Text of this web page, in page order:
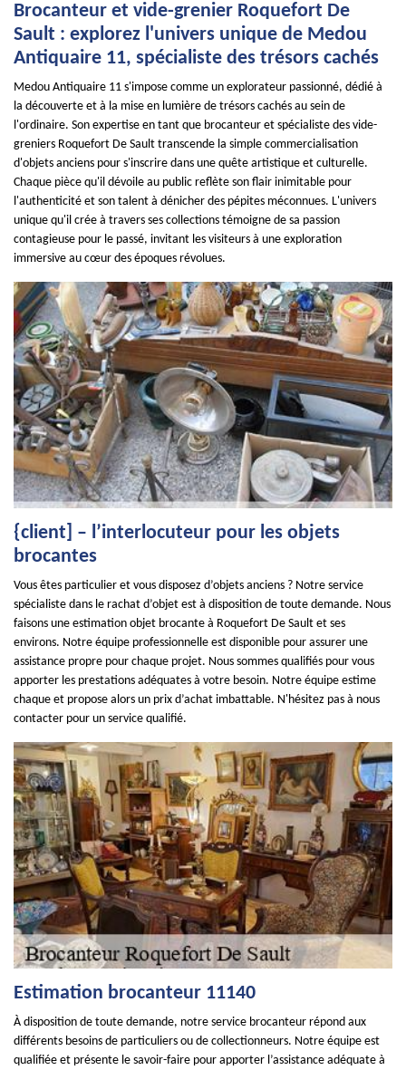
Brocanteur et vide-grenier Roquefort De
Sault : explorez l'univers unique de Medou
Antiquaire 11, spécialiste des trésors cachés
Medou Antiquaire 11 s'impose comme un explorateur passionné, dédié à
la découverte et à la mise en lumière de trésors cachés au sein de
l'ordinaire. Son expertise en tant que brocanteur et spécialiste des vide-
greniers Roquefort De Sault transcende la simple commercialisation
d'objets anciens pour s'inscrire dans une quête artistique et culturelle.
Chaque pièce qu'il dévoile au public reflète son flair inimitable pour
l'authenticité et son talent à dénicher des pépites méconnues. L'univers
unique qu'il crée à travers ses collections témoigne de sa passion
contagieuse pour le passé, invitant les visiteurs à une exploration
immersive au cœur des époques révolues.
{client] – l’interlocuteur pour les objets
brocantes
Vous êtes particulier et vous disposez d’objets anciens ? Notre service
spécialiste dans le rachat d’objet est à disposition de toute demande. Nous
faisons une estimation objet brocante à Roquefort De Sault et ses
environs. Notre équipe professionnelle est disponible pour assurer une
assistance propre pour chaque projet. Nous sommes qualifiés pour vous
apporter les prestations adéquates à votre besoin. Notre équipe estime
chaque et propose alors un prix d’achat imbattable. N'hésitez pas à nous
contacter pour un service qualifié.
Estimation brocanteur 11140
À disposition de toute demande, notre service brocanteur répond aux
différents besoins de particuliers ou de collectionneurs. Notre équipe est
qualifiée et présente le savoir-faire pour apporter l’assistance adéquate à